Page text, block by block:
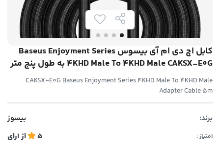
کابل اچ دی ام آی بیسوس Baseus Enjoyment Series
4KHD Male To 4KHD Male CAKSX-E0G به طول پنج متر
CAKSX-E0G Baseus Enjoyment Series 4KHD Male To 4KHD Male
Adapter Cable 5m
برند: بیسوز
امتیاز : 5 از1رای